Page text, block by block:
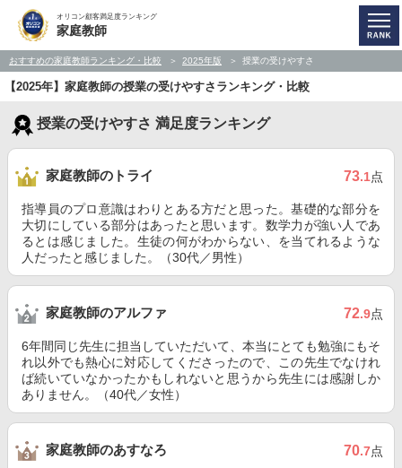
オリコン顧客満足度ランキング
家庭教師
おすすめの家庭教師ランキング・比較 2025年版 授業の受けやすさ
【2025年】家庭教師の授業の受けやすさランキング・比較
授業の受けやすさ 満足度ランキング
家庭教師のトライ 73.1点
指導員のプロ意識はわりとある方だと思った。基礎的な部分を
大切にしている部分はあったと思います。数学力が強い人であ
るとは感じました。生徒の何がわからない、を当てれるような
人だったと感じました。（30代／男性）
家庭教師のアルファ 72.9点
6年間同じ先生に担当していただいて、本当にとても勉強にもそ
れ以外でも熱心に対応してくださったので、この先生でなけれ
ば続いていなかったかもしれないと思うから先生には感謝しか
ありません。（40代／女性）
家庭教師のあすなろ 70.7点